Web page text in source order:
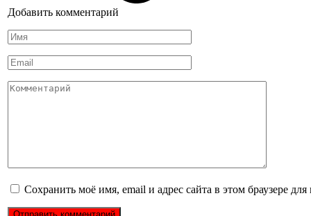
Добавить комментарий
Имя
*
Email
*
Комментарий
Сохранить моё имя, email и адрес сайта в этом браузере